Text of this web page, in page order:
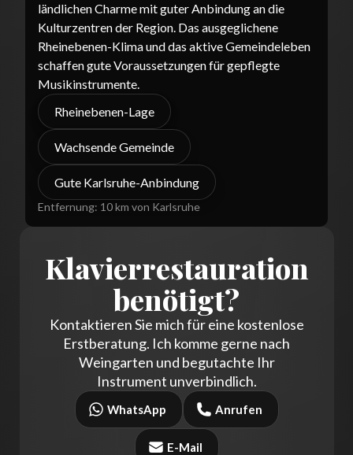
ländlichen Charme mit guter Anbindung an die
Kulturzentren der Region. Das ausgeglichene
Rheinebenen-Klima und das aktive Gemeindeleben
schaffen gute Voraussetzungen für gepflegte
Musikinstrumente.
Rheinebenen-Lage
Wachsende Gemeinde
Gute Karlsruhe-Anbindung
Entfernung: 10 km von Karlsruhe
Klavierrestauration
benötigt?
Kontaktieren Sie mich für eine kostenlose
Erstberatung. Ich komme gerne nach
Weingarten und begutachte Ihr
Instrument unverbindlich.
WhatsApp Anrufen
E-Mail